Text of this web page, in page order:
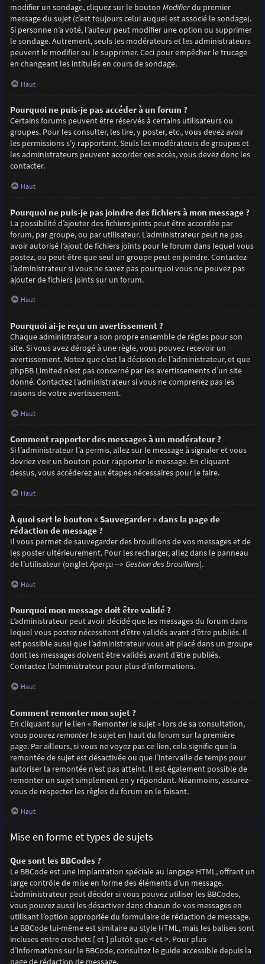
modifier un sondage, cliquez sur le bouton Modifierdu premier
message du sujet (c’est toujours celui auquel est associé le sondage).
Si personne n’a voté, l’auteur peut modifier une option ou supprimer
le sondage. Autrement, seuls les modérateurs et les administrateurs
peuvent le modifier ou le supprimer. Ceci pour empêcher le trucage
en changeant les intitulés en cours de sondage.
Haut
Pourquoi ne puis-je pas accéder à un forum ?
Certains forums peuvent être réservés à certains utilisateurs ou
groupes. Pour les consulter, les lire, y poster, etc., vous devez avoir
les permissions s’y rapportant. Seuls les modérateurs de groupes et
les administrateurs peuvent accorder ces accès, vous devez donc les
contacter.
Haut
Pourquoi ne puis-je pas joindre des fichiers à mon message ?
La possibilité d’ajouter des fichiers joints peut être accordée par
forum, par groupe, ou par utilisateur. L’administrateur peut ne pas
avoir autorisé l’ajout de fichiers joints pour le forum dans lequel vous
postez, ou peut-être que seul un groupe peut en joindre. Contactez
l’administrateur si vous ne savez pas pourquoi vous ne pouvez pas
ajouter de fichiers joints sur un forum.
Haut
Pourquoi ai-je reçu un avertissement ?
Chaque administrateur a son propre ensemble de règles pour son
site. Si vous avez dérogé à une règle, vous pouvez recevoir un
avertissement. Notez que c’est la décision de l’administrateur, et que
phpBB Limited n’est pas concerné par les avertissements d’un site
donné. Contactez l’administrateur si vous ne comprenez pas les
raisons de votre avertissement.
Haut
Comment rapporter des messages à un modérateur ?
Si l’administrateur l’a permis, allez sur le message à signaler et vous
devriez voir un bouton pour rapporter le message. En cliquant
dessus, vous accéderez aux étapes nécessaires pour le faire.
Haut
À quoi sert le bouton « Sauvegarder » dans la page de
rédaction de message ?
Il vous permet de sauvegarder des brouillons de vos messages et de
les poster ultérieurement. Pour les recharger, allez dans le panneau
de l’utilisateur (ongletAperçu --> Gestion des brouillons).
Haut
Pourquoi mon message doit être validé ?
L’administrateur peut avoir décidé que les messages du forum dans
lequel vous postez nécessitent d’être validés avant d’être publiés. Il
est possible aussi que l’administrateur vous ait placé dans un groupe
dont les messages doivent être validés avant d’être publiés.
Contactez l’administrateur pour plus d’informations.
Haut
Comment remonter mon sujet ?
En cliquant sur le lien « Remonter le sujet » lors de sa consultation,
vous pouvezremonterle sujet en haut du forum sur la première
page. Par ailleurs, si vous ne voyez pas ce lien, cela signifie que la
remontée de sujet est désactivée ou que l’intervalle de temps pour
autoriser la remontée n’est pas atteint. Il est également possible de
remonter un sujet simplement en y répondant. Néanmoins, assurez-
vous de respecter les règles du forum en le faisant.
Haut
Mise en forme et types de sujets
Que sont les BBCodes ?
Le BBCode est une implantation spéciale au langage HTML, offrant un
large contrôle de mise en forme des éléments d’un message.
L’administrateur peut décider si vous pouvez utiliser les BBCodes,
vous pouvez aussi les désactiver dans chacun de vos messages en
utilisant l’option appropriée du formulaire de rédaction de message.
Le BBCode lui-même est similaire au style HTML, mais les balises sont
incluses entre crochets [ et ] plutôt que < et >. Pour plus
d’informations sur le BBCode, consultez le guide accessible depuis la
page de rédaction de message.